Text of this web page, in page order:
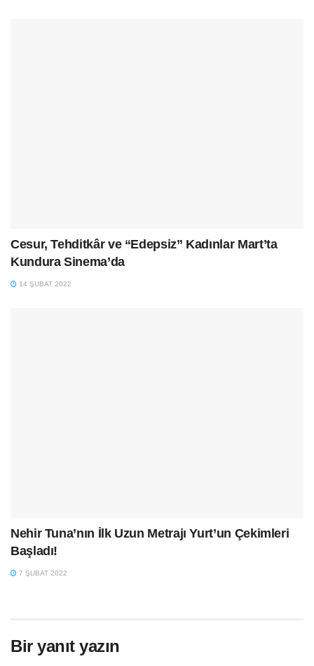
Cesur, Tehditkâr ve “Edepsiz” Kadınlar Mart’ta
Kundura Sinema’da
14 ŞUBAT 2022
Nehir Tuna’nın İlk Uzun Metrajı Yurt’un Çekimleri
Başladı!
7 ŞUBAT 2022
Bir yanıt yazın